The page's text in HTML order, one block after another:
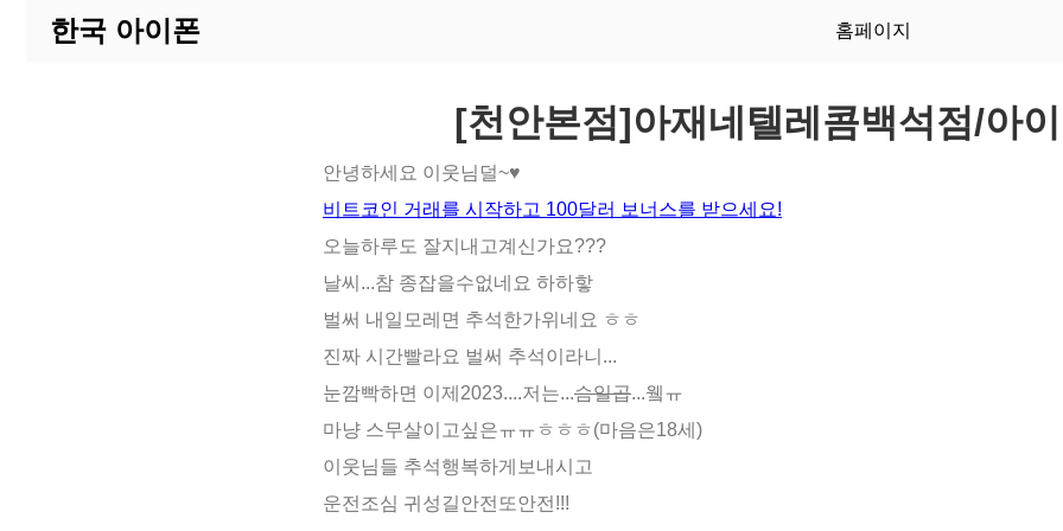
한국 아이폰 홈페이지
[천안본점]아재네텔레콤백석점/아
안녕하세요 이웃님덜~♥
비트코인 거래를 시작하고 100달러 보너스를 받으세요!
오늘하루도 잘지내고계신가요???
날씨...참 종잡을수없네요 하하핳
벌써 내일모레면 추석한가위네요 ㅎㅎ
진짜 시간빨라요 벌써 추석이라니...
눈깜빡하면 이제2023....저는...슴일곱...윀ㅠ
마냥 스무살이고싶은ㅠㅠㅎㅎㅎ(마음은18세)
이웃님들 추석행복하게보내시고
운전조심 귀성길안전또안전!!!